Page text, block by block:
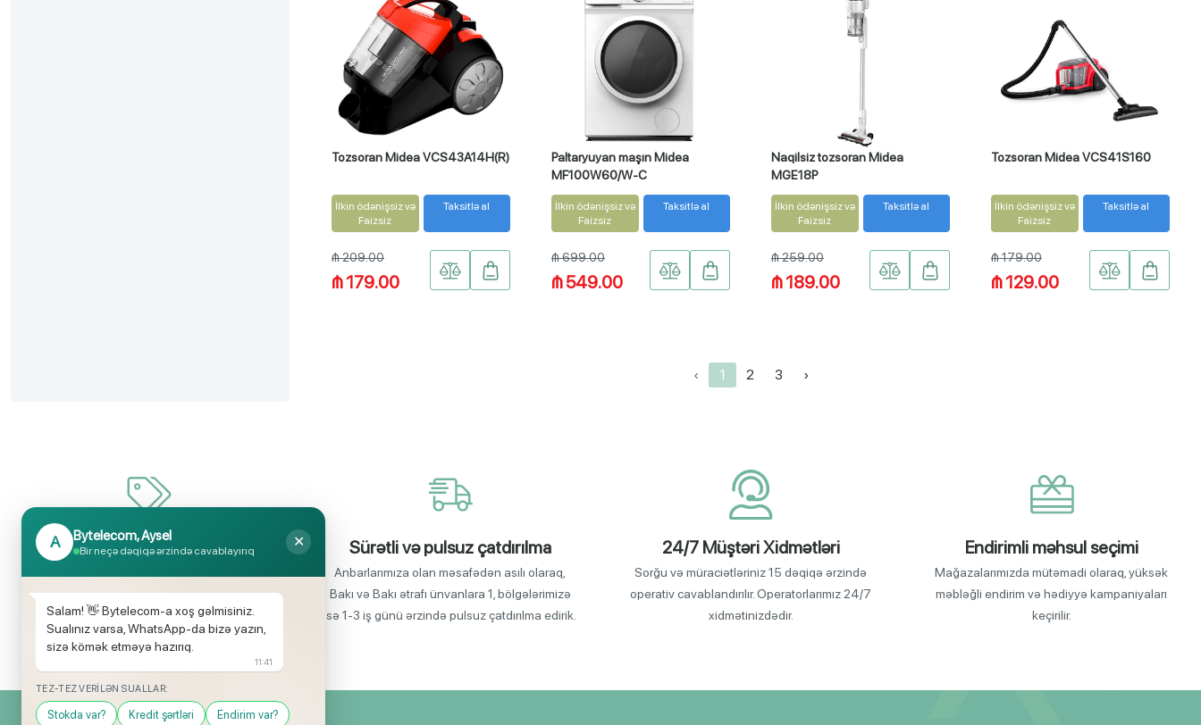
Tozsoran Midea VCS43A14H(R)
İlkin ödənişsiz və
Faizsiz
Taksitlə al
₼ 209.00
₼ 179.00
Paltaryuyan maşın Midea
MF100W60/W-C
İlkin ödənişsiz və
Faizsiz
Taksitlə al
₼ 699.00
₼ 549.00
Naqilsiz tozsoran Midea
MGE18P
İlkin ödənişsiz və
Faizsiz
Taksitlə al
₼ 259.00
₼ 189.00
Tozsoran Midea VCS41S160
İlkin ödənişsiz və
Faizsiz
Taksitlə al
₼ 179.00
₼ 129.00
‹ 1 2 3 ›
İnanılmaz uyğun qiymətlər
idxalçısı olaraq satış qiymətlərinin aşağı
olmasını rahatlıqla təmin edə bilirik.
Sürətli və pulsuz çatdırılma
Anbarlarımıza olan məsafədən asılı olaraq,
Bakı və Bakı ətrafı ünvanlara 1, bölgələrimizə
isə 1-3 iş günü ərzində pulsuz çatdırılma edirik.
24/7 Müştəri Xidmətləri
Sorğu və müraciətləriniz 15 dəqiqə ərzində
operativ cavablandırılır. Operatorlarımız 24/7
xidmətinizdədir.
Endirimli məhsul seçimi
Mağazalarımızda mütəmadi olaraq, yüksək
məbləğli endirim və hədiyyə kampaniyaları
keçirilir.
A Bytelecom, Aysel
Bir neçə dəqiqə ərzində cavablayırıq
✕
Salam! 👋 Bytelecom-a xoş gəlmisiniz.
Sualınız varsa, WhatsApp-da bizə yazın,
sizə kömək etməyə hazırıq.
11:41
TEZ-TEZ VERILƏN SUALLAR:
Stokda var? Kredit şərtləri Endirim var?